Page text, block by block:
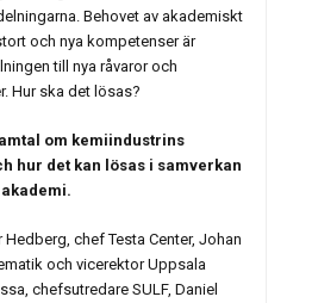
Behovet av akademiskt
och nya kompetenser är
till nya råvaror och
Hur ska det lösas?
om kemiindustrins
hur det kan lösas i samverkan
chef Testa Center, Johan
och vicerektor Uppsala
chefsutredare SULF, Daniel